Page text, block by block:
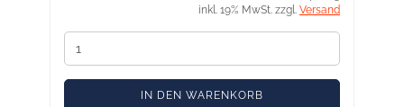
inkl. 19% MwSt. zzgl. Versand
IN DEN WARENKORB